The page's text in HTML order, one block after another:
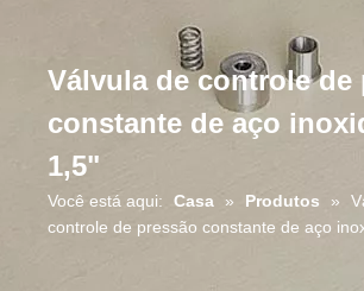
Válvula de controle de
constante de aço
1,5"
Você está aqui: Casa » Produtos »
controle de pressão constante de aço